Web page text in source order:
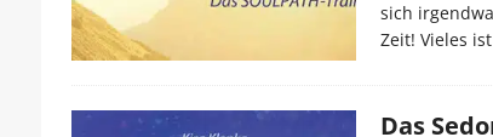
sich
Zeit! Vieles
Das